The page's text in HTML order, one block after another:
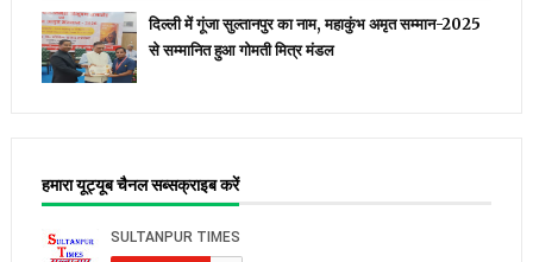
दिल्ली में गूंजा सुल्तानपुर का नाम, महाकुंभ अमृत सम्मान-2025
से सम्मानित हुआ गोमती मित्र मंडल
हमारा यूट्यूब चैनल सब्सक्राइब करें